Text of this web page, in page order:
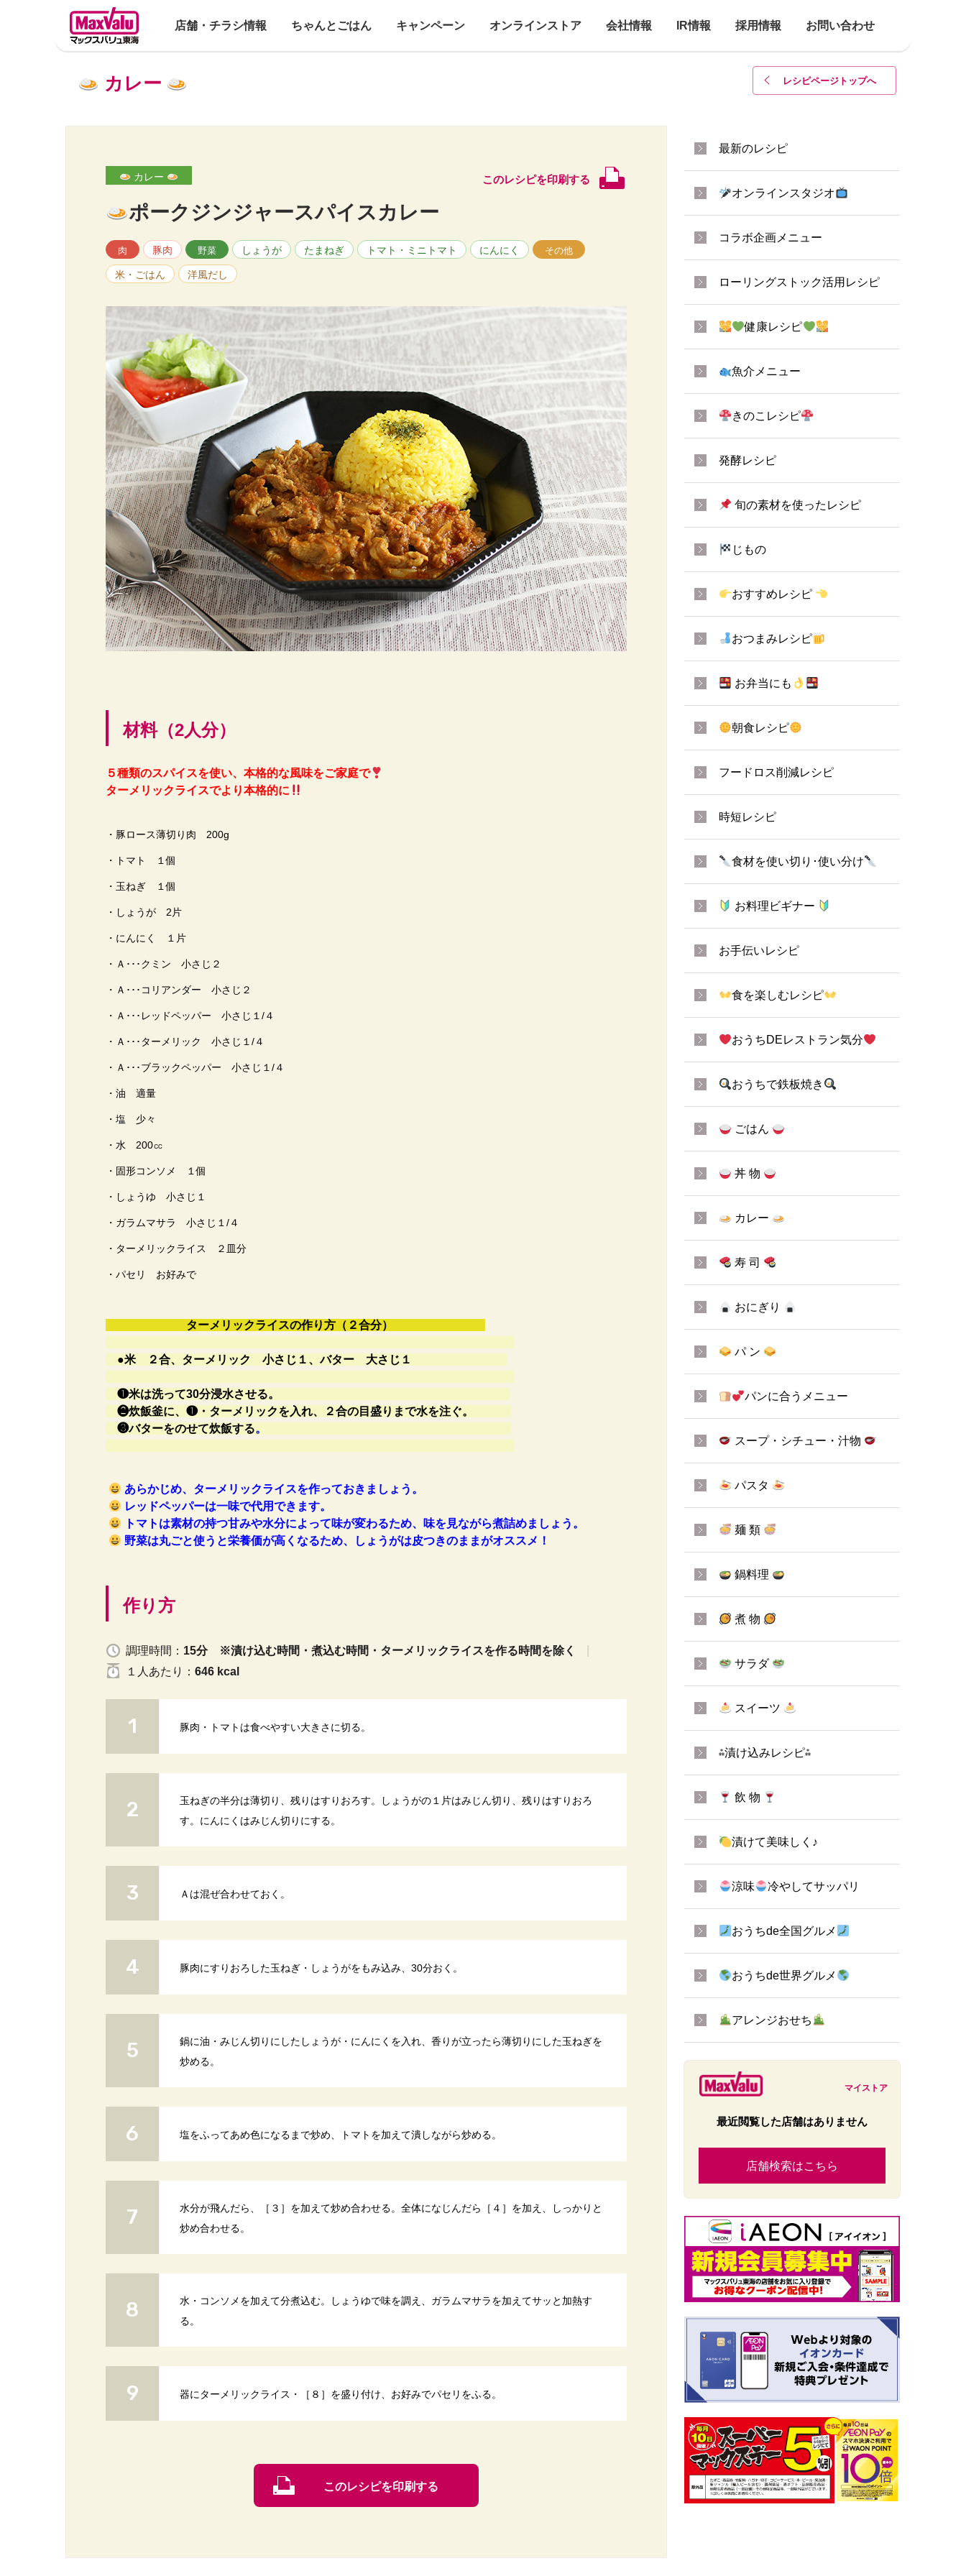
店舗・チラシ情報 ちゃんとごはん キャンペーン オンラインストア 会社情報 IR情報 採用情報 お問い合わせ
レシピページトップへ
カレー
カレー このレシピを印刷する
ポークジンジャースパイスカレー
肉 豚肉 野菜 しょうが たまねぎ トマト・ミニトマト にんにく その他
米・ごはん 洋風だし
材料（2人分）
５種類のスパイスを使い、本格的な風味をご家庭で
ターメリックライスでより本格的に
・豚ロース薄切り肉 200g
・トマト １個
・玉ねぎ １個
・しょうが 2片
・にんにく １片
・Ａ･･･クミン 小さじ２
・Ａ･･･コリアンダー 小さじ２
・Ａ･･･レッドペッパー 小さじ１/４
・Ａ･･･ターメリック 小さじ１/４
・Ａ･･･ブラックペッパー 小さじ１/４
・油 適量
・塩 少々
・水 200㏄
・固形コンソメ １個
・しょうゆ 小さじ１
・ガラムマサラ 小さじ１/４
・ターメリックライス ２皿分
・パセリ お好みで
ターメリックライスの作り方（２合分）
●米 ２合、ターメリック 小さじ１、バター 大さじ１
❶米は洗って30分浸水させる。
❷炊飯釜に、❶・ターメリックを入れ、２合の目盛りまで水を注ぐ。
❸バターをのせて炊飯する。
あらかじめ、ターメリックライスを作っておきましょう。
レッドペッパーは一味で代用できます。
トマトは素材の持つ甘みや水分によって味が変わるため、味を見ながら煮詰めましょう。
野菜は丸ごと使うと栄養価が高くなるため、しょうがは皮つきのままがオススメ！
作り方
調理時間： 15分 ※漬け込む時間・煮込む時間・ターメリックライスを作る時間を除く
１人 あたり ： 646 kcal
豚肉・トマトは食べやすい大きさに切る。
玉ねぎの半分は薄切り、残りはすりおろす。しょうがの１片はみじん切り、残りはすりおろ
す。にんにくはみじん切りにする。
Ａは混ぜ合わせておく。
豚肉にすりおろした玉ねぎ・しょうがをもみ込み、30分おく。
鍋に油・みじん切りにしたしょうが・にんにくを入れ、香りが立ったら薄切りにした玉ねぎを
炒める。
塩をふってあめ色になるまで炒め、トマトを加えて潰しながら炒める。
水分が飛んだら、［３］を加えて炒め合わせる。全体になじんだら［４］を加え、しっかりと
炒め合わせる。
水・コンソメを加えて分煮込む。しょうゆで味を調え、ガラムマサラを加えてサッと加熱す
る。
器にターメリックライス・［８］を盛り付け、お好みでパセリをふる。
このレシピを印刷する
最新のレシピ
オンラインスタジオ
コラボ企画メニュー
ローリングストック活用レシピ
健康レシピ
魚介メニュー
きのこレシピ
発酵レシピ
旬の素材を使ったレシピ
じもの
おすすめレシピ
おつまみレシピ
お弁当にも
朝食レシピ
フードロス削減レシピ
時短レシピ
食材を使い切り･使い分け
お料理ビギナー
お手伝いレシピ
食を楽しむレシピ
おうちDEレストラン気分
おうちで鉄板焼き
ごはん
丼 物
カレー
寿 司
おにぎり
パ ン
パンに合うメニュー
スープ・シチュー・汁物
パスタ
麺 類
鍋料理
煮 物
サラダ
スイーツ
⁂漬け込みレシピ⁂
飲 物
漬けて美味しく♪
涼味 冷やしてサッパリ
おうちde全国グルメ
おうちde世界グルメ
アレンジおせち
マイストア
最近閲覧した店舗はありません
店舗検索はこちら